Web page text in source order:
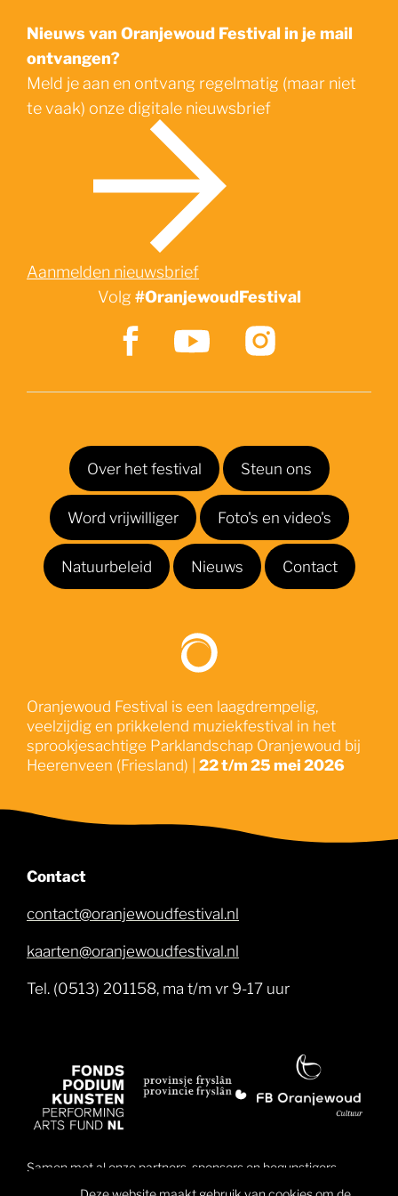
Nieuws van Oranjewoud Festival in je mail
ontvangen?
Meld je aan en ontvang regelmatig (maar niet
te vaak) onze digitale nieuwsbrief
Aanmelden nieuwsbrief
Volg #OranjewoudFestival
Over het festival Steun ons
Word vrijwilliger Foto's en video's
Natuurbeleid Nieuws Contact
Oranjewoud Festival is een laagdrempelig,
veelzijdig en prikkelend muziekfestival in het
sprookjesachtige Parklandschap Oranjewoud bij
Heerenveen (Friesland) | 22 t/m 25 mei 2026
Contact
contact@oranjewoudfestival.nl
kaarten@oranjewoudfestival.nl
Tel. (0513) 201158, ma t/m vr 9-17 uur
Samen met al onze partners, sponsors en begunstigers